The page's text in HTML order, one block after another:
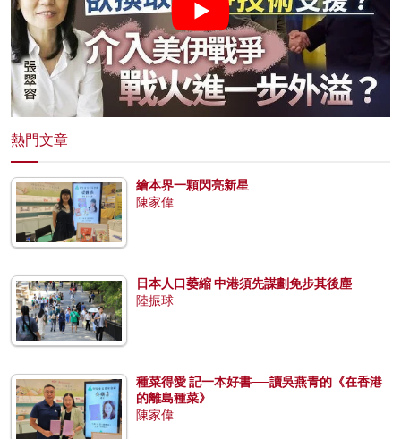
熱門文章
繪本界一顆閃亮新星
陳家偉
日本人口萎縮 中港須先謀劃免步其後塵
陸振球
種菜得愛 記一本好書──讀吳燕青的《在香港
的離島種菜》
陳家偉